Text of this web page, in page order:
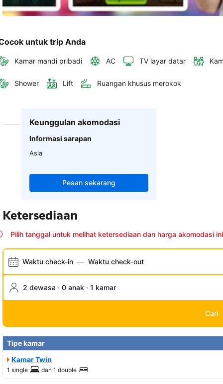
untuk trip Anda
Kamar mandi pribadi AC TV layar datar
Shower Lift Ruangan khusus merokok
Keunggulan akomodasi
Informasi sarapan
Asia
Pesan sekarang
Ketersediaan
Pilih tanggal untuk melihat ketersediaan dan harga akomodasi ini
Waktu check-in — Waktu check-out
2 dewasa · 0 anak · 1 kamar
Cari
Tipe kamar
Kamar Twin
1 single dan 1 double